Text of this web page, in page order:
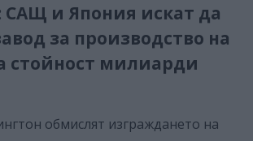
САЩ и Япония искат да
за производство на
стойност милиарди
обмислят изграждането на